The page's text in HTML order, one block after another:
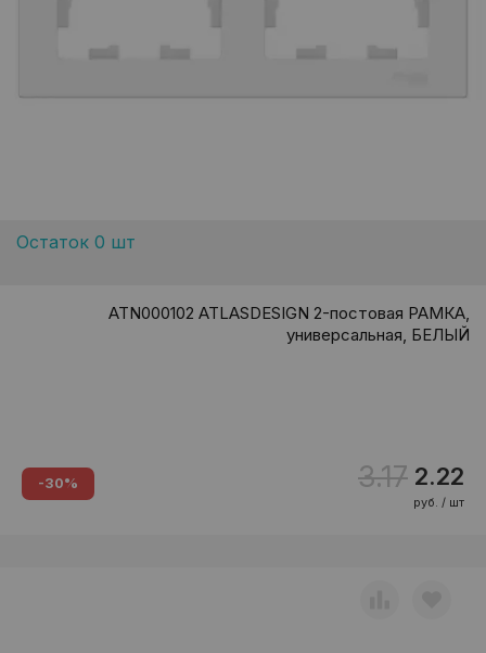
Остаток 0 шт
ATN000102 ATLASDESIGN 2-постовая РАМКА,
универсальная, БЕЛЫЙ
-30% 3.17 2.22
руб. / шт